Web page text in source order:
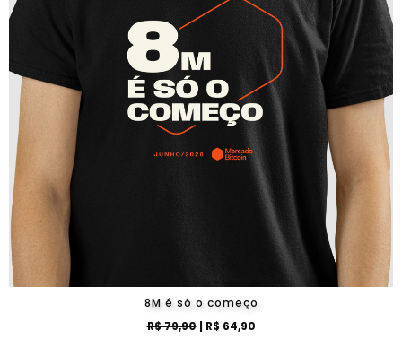
8M é só o começo
R$ 79,90| R$ 64,90